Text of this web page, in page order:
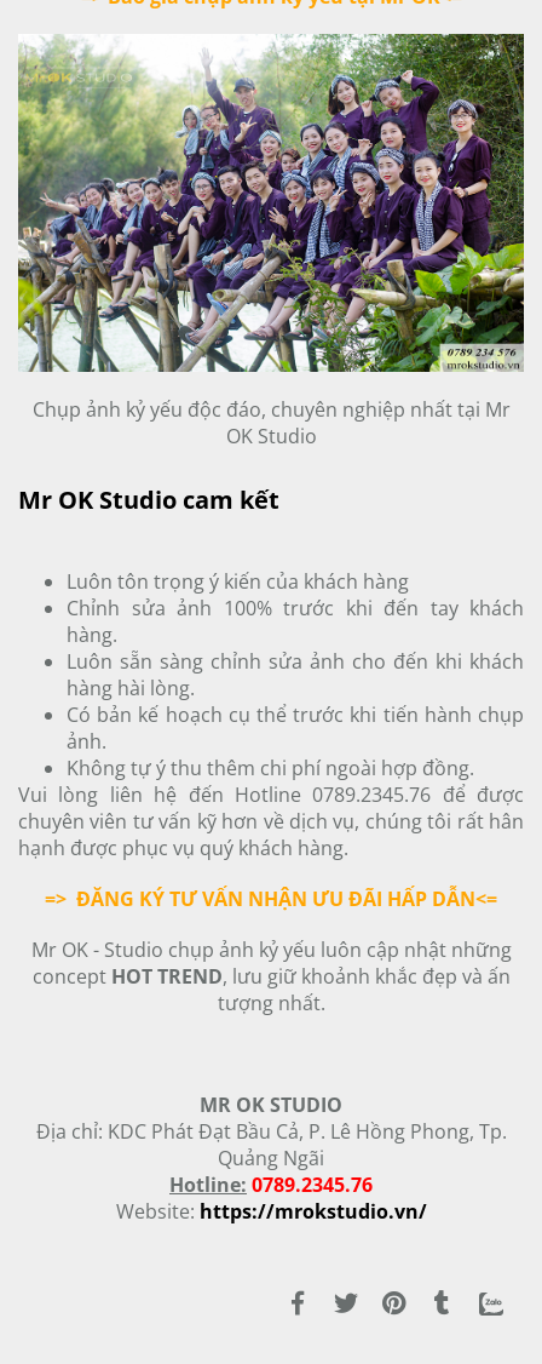
Chụp ảnh kỷ yếu độc đáo, chuyên nghiệp nhất tại Mr
OK Studio
Mr OK Studio cam kết
Luôn tôn trọng ý kiến của khách hàng
Chỉnh sửa ảnh 100% trước khi đến tay khách
hàng.
Luôn sẵn sàng chỉnh sửa ảnh cho đến khi khách
hàng hài lòng.
Có bản kế hoạch cụ thể trước khi tiến hành chụp
ảnh.
Không tự ý thu thêm chi phí ngoài hợp đồng.
Vui lòng liên hệ đến Hotline 0789.2345.76 để được
chuyên viên tư vấn kỹ hơn về dịch vụ, chúng tôi rất hân
hạnh được phục vụ quý khách hàng.
=> ĐĂNG KÝ TƯ VẤN NHẬN ƯU ĐÃI HẤP DẪN<=
Mr OK - Studio chụp ảnh kỷ yếu luôn cập nhật những
concept HOT TREND, lưu giữ khoảnh khắc đẹp và ấn
tượng nhất.
MR OK STUDIO
Địa chỉ: KDC Phát Đạt Bầu Cả, P. Lê Hồng Phong, Tp.
Quảng Ngãi
Hotline: 0789.2345.76
Website: https://mrokstudio.vn/